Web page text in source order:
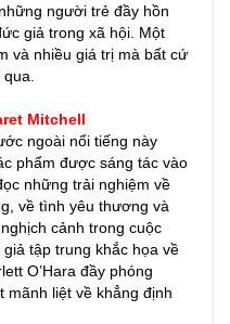
người trẻ đầy hồn
giả trong xã hội. Một
và nhiều giá trị mà bất cứ
Mitchell
ngoài nổi tiếng này
phẩm được sáng tác vào
những trải nghiệm về
về tình yêu thương và
cảnh trong cuộc
tập trung khắc họa về
O’Hara đầy phóng
mãnh liệt về khẳng định